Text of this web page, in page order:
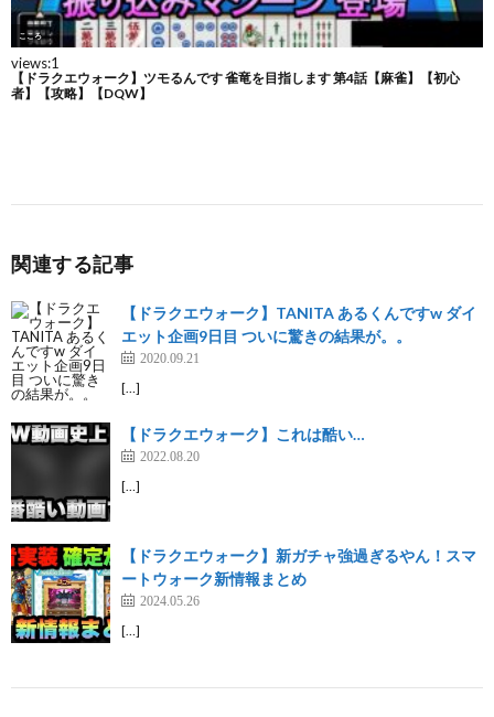
関連する記事
【ドラクエウォーク】TANITA あるくんですw ダイ
エット企画9日目 ついに驚きの結果が。。
2020.09.21
[…]
【ドラクエウォーク】これは酷い…
2022.08.20
[…]
【ドラクエウォーク】新ガチャ強過ぎるやん！スマ
ートウォーク新情報まとめ
2024.05.26
[…]